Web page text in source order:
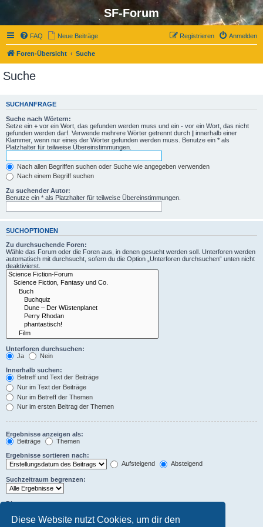
Diese Website nutzt Cookies, um dir den
SF-Forum
FAQ Neue Beiträge Anmelden
Registrieren
Foren-Übersicht Suche
Suche
SUCHANFRAGE
Suche nach Wörtern:
Setze ein + vor ein Wort, das gefunden werden muss und ein - vor ein Wort, das nicht
gefunden werden darf. Verwende mehrere Wörter getrennt durch | innerhalb einer
Klammer, wenn nur eines der Wörter gefunden werden muss. Benutze ein * als
Platzhalter für teilweise Übereinstimmungen.
Nach allen Begriffen suchen oder Suche wie angegeben verwenden
Nach einem Begriff suchen
Zu suchender Autor:
Benutze ein * als Platzhalter für teilweise Übereinstimmungen.
SUCHOPTIONEN
Zu durchsuchende Foren:
Wähle das Forum oder die Foren aus, in denen gesucht werden soll. Unterforen werden
automatisch mit durchsucht, sofern du die Option „Unterforen durchsuchen“ unten nicht
deaktivierst.
Unterforen durchsuchen:
Ja
Nein
Innerhalb suchen:
Betreff und Text der Beiträge
Nur im Text der Beiträge
Nur im Betreff der Themen
Nur im ersten Beitrag der Themen
Ergebnisse anzeigen als:
Beiträge
Themen
Ergebnisse sortieren nach:
Aufsteigend
Absteigend
Suchzeitraum begrenzen:
Die ersten:
Zeichen der Beiträge anzeigen